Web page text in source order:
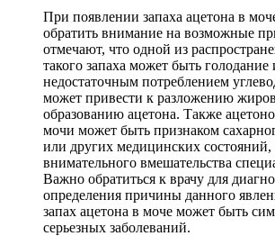
При появлении запаха ацетона в
обратить внимание на возможные
отмечают, что одной из
такого запаха может быть голодание
недостаточным потреблением
может привести к разложению
образованию ацетона. Также
мочи может быть признаком
или других медицинских
внимательного вмешательства
Важно обратиться к врачу для
определения причины данного
запах ацетона в моче может быть
серьезных заболеваний.